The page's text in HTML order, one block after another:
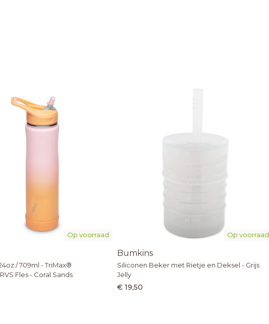
Op voorraad
/ 709ml - TriMax®
Fles - Coral Sands
Op voorraad
Bumkins
Siliconen Beker met Rietje en Deksel - Grijs
Jelly
€ 19,50